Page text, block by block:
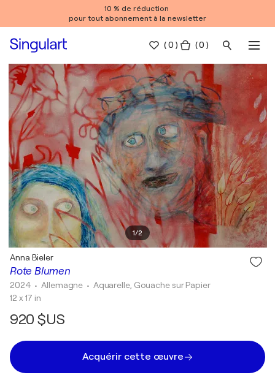
10 % de réduction
pour tout abonnement à la newsletter
(0 ) ( 0 )
1/2
Rote Blumen
Anna Bieler
2024 • Allemagne • Aquarelle, Gouache sur Papier
12 x 17 in
920 $US
Acquérir cette œuvre